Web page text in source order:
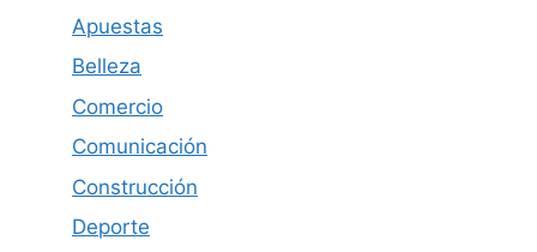
Apuestas
Belleza
Comercio
Comunicación
Construcción
Deporte